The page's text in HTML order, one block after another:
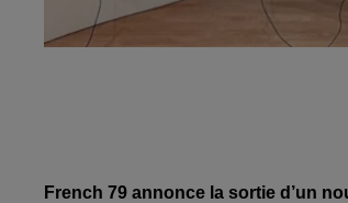
French 79 annonce la sortie d’un